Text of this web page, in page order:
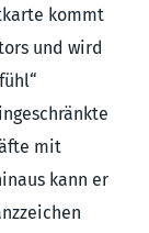
kommt
und wird
mit
kann er